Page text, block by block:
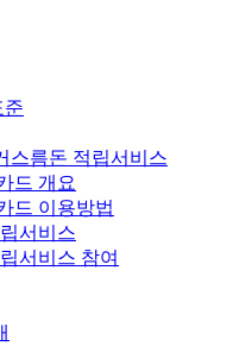
준
스름돈 적립서비스
드 개요
드 이용방법
서비스
서비스 참여